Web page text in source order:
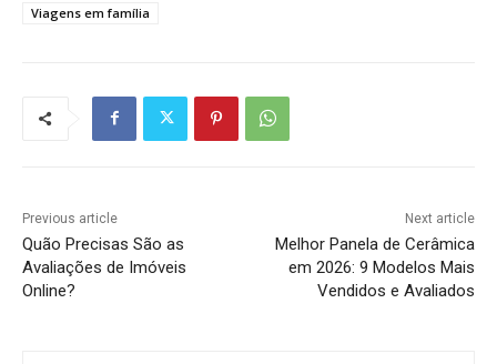
Viagens em família
Previous article
Quão Precisas São as
Avaliações de Imóveis
Online?
Next article
Melhor Panela de Cerâmica
em 2026: 9 Modelos Mais
Vendidos e Avaliados